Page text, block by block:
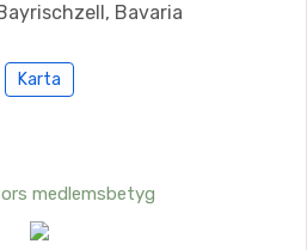
Bavaria
Karta
medlemsbetyg